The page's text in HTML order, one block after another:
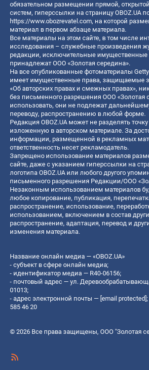
обязательном размещении прямой,
систем, гиперссылки на страницу OBOZ.UA
https://www.obozrevatel.com, на которой
материал в первом абзаце материала.
Все материалы на этом сайте, в том числе
исследования – служебные произведения
редакции, исключительные имущественные
принадлежат ООО «Золотая середина».
На все опубликованные фотоматериалы
имеет имущественные права, защищаемые
«Об авторских правах и смежных правах»,
без письменного разрешения ООО «Золотая
использовать, они не подлежат
переводу, распространению в любой форме.
Редакция OBOZ.UA может не разделять
изложенную в авторском материале. За
информации, размещенной в рекламных
ответственность несет рекламодатель.
Запрещено использование материалов
сайте, даже с указанием гиперссылки на
логотипа OBOZ.UA или любого другого
письменного разрешения Редакции/ООО
Незаконным использованием материалов
любое копирование, публикация,
распространение, использование,
использованием, включением в состав
распространение, адаптация, перевод и
изменения материала.
Название онлайн медиа — «OBOZ.UA»
- субъект в сфере онлайн медиа;
- идентификатор медиа — R40-06156;
- почтовый адрес — ул.
01013;
- адрес электронной почты — [email protected]
585 46 20
© 2026 Все права защищены, ООО "Золотая